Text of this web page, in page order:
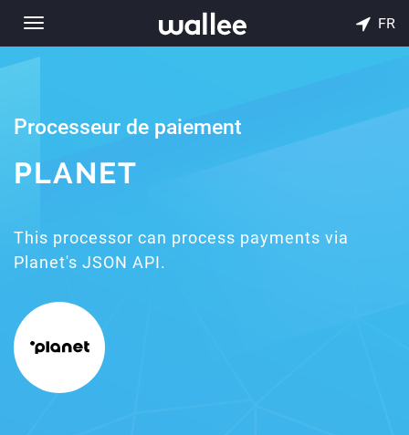
Toggle
navigation
FR
Processeur de paiement
PLANET
This processor can process payments via
Planet's JSON API.